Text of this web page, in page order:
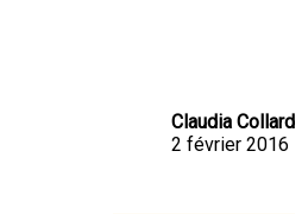
Claudia Collard
2 février 2016